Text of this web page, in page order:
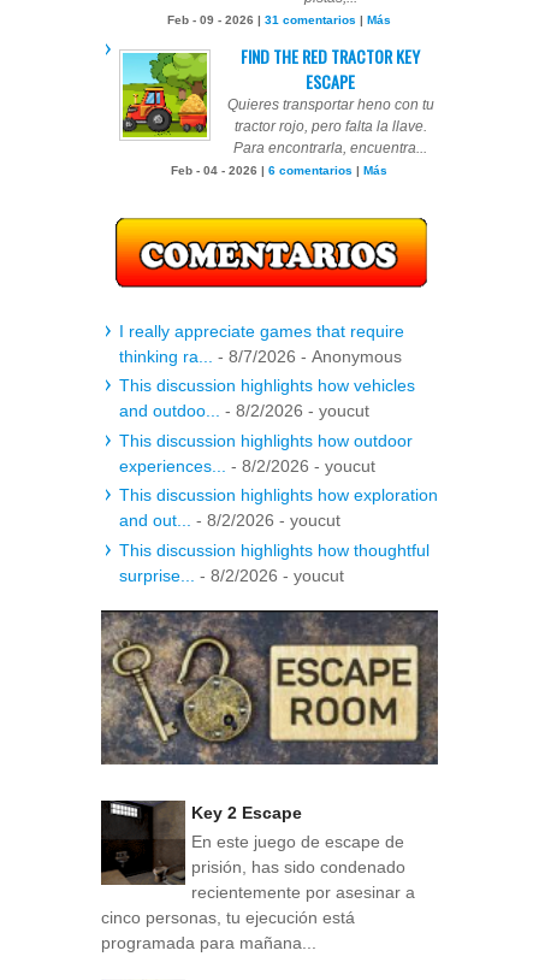
Feb - 09 - 2026 | 31 comentarios | Más
FIND THE RED TRACTOR KEY
ESCAPE
Quieres transportar heno con tu
tractor rojo, pero falta la llave.
Para encontrarla, encuentra...
Feb - 04 - 2026 | 6 comentarios | Más
I really appreciate games that require
thinking ra...
- 8/7/2026 - Anonymous
This discussion highlights how vehicles
and outdoo... - 8/2/2026 - youcut
This discussion highlights how outdoor
experiences...
- 8/2/2026 - youcut
This discussion highlights how exploration
and out... - 8/2/2026 - youcut
This discussion highlights how thoughtful
surprise...
- 8/2/2026 - youcut
Key 2 Escape
En este juego de escape de
prisión, has sido condenado
recientemente por asesinar a
cinco personas, tu ejecución está
programada para mañana...